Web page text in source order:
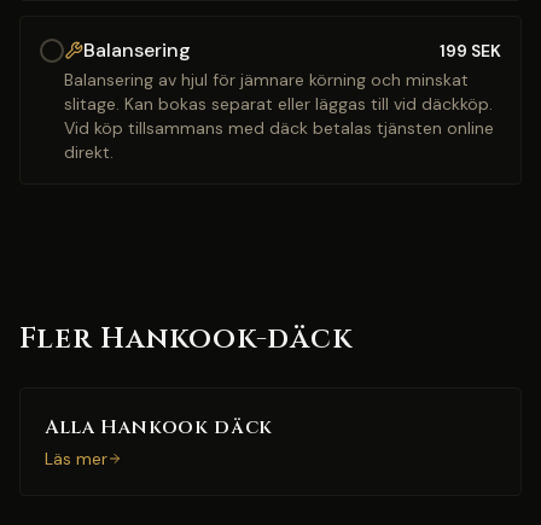
Balansering 199 SEK
Balansering av hjul för jämnare körning och minskat
slitage. Kan bokas separat eller läggas till vid däckköp.
Vid köp tillsammans med däck betalas tjänsten online
direkt.
Fler Hankook-däck
Alla Hankook däck
Läs mer